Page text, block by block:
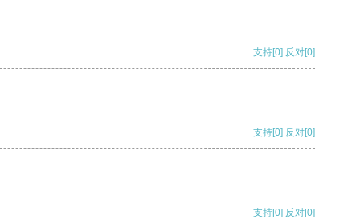
支持[0] 反对[0]
支持[0] 反对[0]
支持[0] 反对[0]